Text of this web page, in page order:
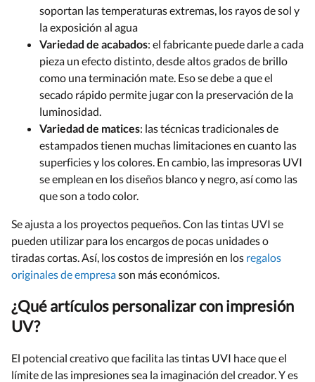
soportan las temperaturas extremas, los rayos de sol y
la exposición al agua
Variedad de acabados: el fabricante puede darle a cada
pieza un efecto distinto, desde altos grados de brillo
como una terminación mate. Eso se debe a que el
secado rápido permite jugar con la preservación de la
luminosidad.
Variedad de matices: las técnicas tradicionales de
estampados tienen muchas limitaciones en cuanto las
superficies y los colores. En cambio, las impresoras UVI
se emplean en los diseños blanco y negro, así como las
que son a todo color.
Se ajusta a los proyectos pequeños. Con las tintas UVI se
pueden utilizar para los encargos de pocas unidades o
tiradas cortas. Así, los costos de impresión en los regalos
originales de empresason más económicos.
¿Qué artículos personalizar con impresión
UV?
El potencial creativo que facilita las tintas UVI hace que el
límite de las impresiones sea la imaginación del creador. Y es